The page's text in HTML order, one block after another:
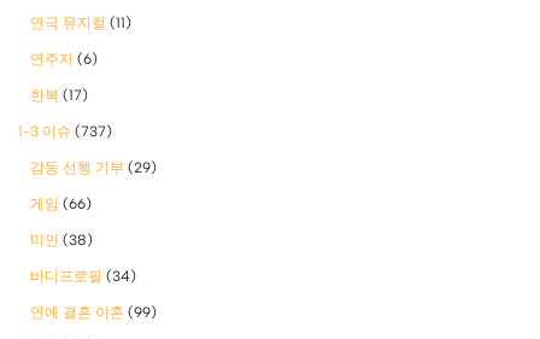
연극 뮤지컬 (11)
연주자 (6)
한복 (17)
1-3 이슈 (737)
감동 선행 기부 (29)
게임 (66)
미인 (38)
바디프로필 (34)
연예 결혼 이혼 (99)